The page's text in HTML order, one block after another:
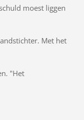
moest liggen
Met het
"Het